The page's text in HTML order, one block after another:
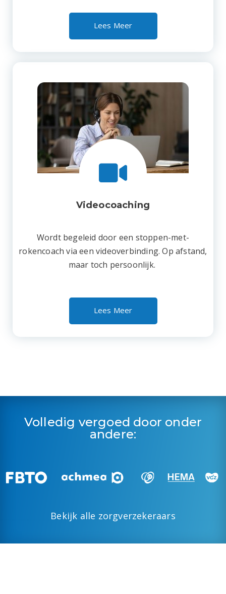
Lees Meer
Videocoaching
Wordt begeleid door een stoppen-met-
rokencoach via een videoverbinding. Op afstand,
maar toch persoonlijk.
Lees Meer
Volledig vergoed door onder
andere:
Bekijk alle zorgverzekeraars